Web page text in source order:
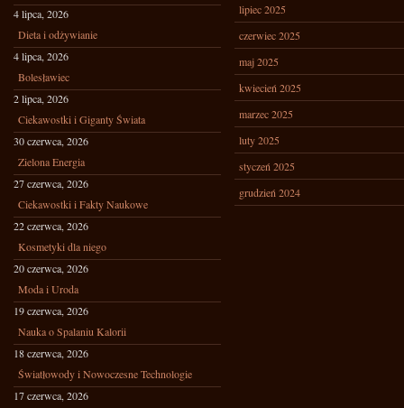
4 lipca, 2026
Dieta i odżywianie
4 lipca, 2026
Bolesławiec
2 lipca, 2026
Ciekawostki i Giganty Świata
30 czerwca, 2026
Zielona Energia
27 czerwca, 2026
Ciekawostki i Fakty Naukowe
22 czerwca, 2026
Kosmetyki dla niego
20 czerwca, 2026
Moda i Uroda
19 czerwca, 2026
Nauka o Spalaniu Kalorii
18 czerwca, 2026
Światłowody i Nowoczesne Technologie
17 czerwca, 2026
lipiec 2025
czerwiec 2025
maj 2025
kwiecień 2025
marzec 2025
luty 2025
styczeń 2025
grudzień 2024